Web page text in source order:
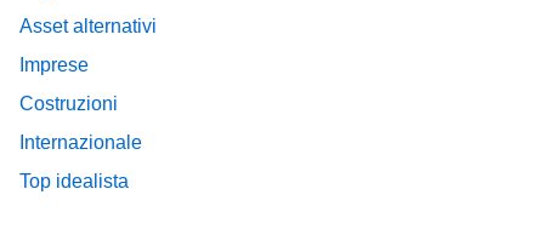
Asset alternativi
Imprese
Costruzioni
Internazionale
Top idealista